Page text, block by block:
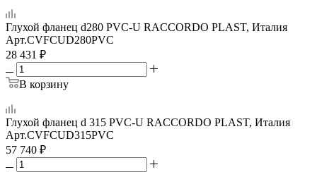
Глухой фланец d280 PVC-U RACCORDO PLAST, Италия
Арт.CVFCUD280PVC
28 431 ₽
В корзину
Глухой фланец d 315 PVC-U RACCORDO PLAST, Италия
Арт.CVFCUD315PVC
57 740 ₽